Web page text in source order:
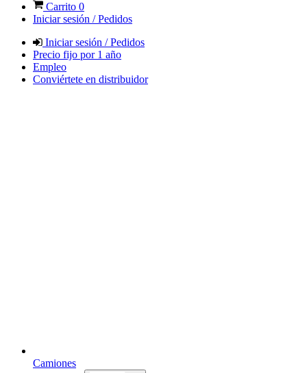
Carrito 0
Iniciar sesión / Pedidos
Iniciar sesión / Pedidos
Precio fijo por 1 año
Empleo
Conviértete en distribuidor
Camiones